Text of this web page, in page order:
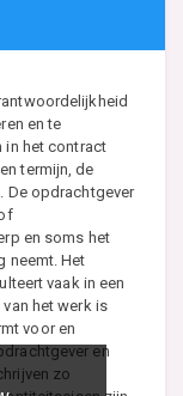
en te
in het contract
termijn, de
De opdrachtgever
en soms het
neemt. Het
vaak in een
het werk is
voor en
en
zo